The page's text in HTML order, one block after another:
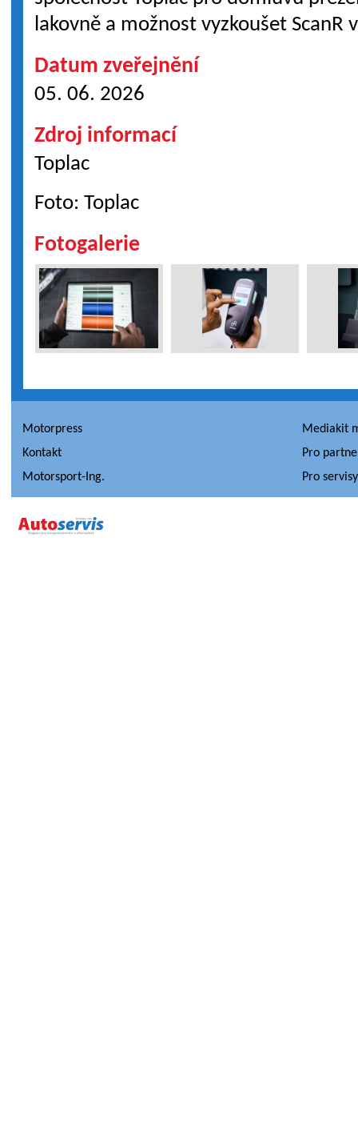
lakovně a možnost vyzkoušet ScanR
Datum zveřejnění
05. 06. 2026
Zdroj informací
Toplac
Foto: Toplac
Fotogalerie
Motorpress
Mediakit
Kontakt
Pro
Motorsport-Ing.
Pro servisy